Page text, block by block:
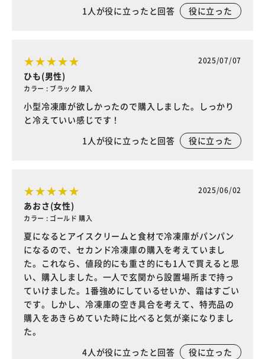
1人が役に立ったと回答 役に立った
2025/07/07
ひも(男性)
カラー : ブラック 購入
小型冷凍庫が欲しかったので購入しました。しっかり
と冷えていい感じです！
1人が役に立ったと回答 役に立った
2025/06/02
あおさ(女性)
カラー : ゴールド 購入
夏になるとアイスクリームと食材で冷凍庫がパンパン
になるので、セカンド冷凍庫の購入を考えていまし
た。これなら、値段的にも重さ的にも1人で買えると思
い、購入しました。一人で玄関から設置場所まで持っ
ていけました。1番強めにしているせいか、霜はすごい
です。しかし、冷凍庫の空き具合を考えて、特売品の
購入をあきらめていた時に比べると気が楽になりまし
た。
4人が役に立ったと回答 役に立った